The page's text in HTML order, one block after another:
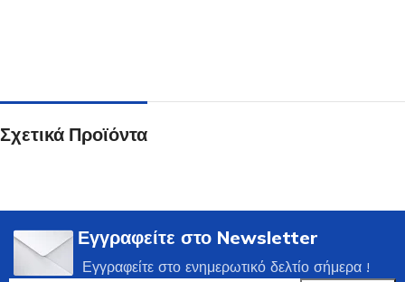
Σχετικά Προϊόντα
Εγγραφείτε στο Newsletter
Εγγραφείτε στο ενημερωτικό δελτίο σήμερα !